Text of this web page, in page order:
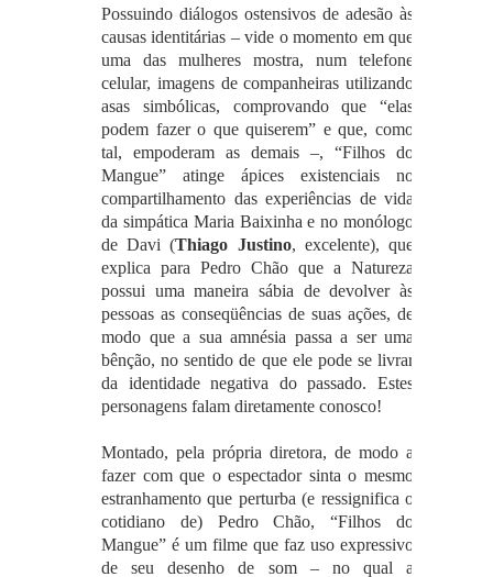
Possuindo diálogos ostensivos de adesão às
causas identitárias – vide o momento em que
uma das mulheres mostra, num telefone
celular, imagens de companheiras utilizando
asas simbólicas, comprovando que “elas
podem fazer o que quiserem” e que, como
tal, empoderam as demais –, “Filhos do
Mangue” atinge ápices existenciais no
compartilhamento das experiências de vida
da simpática Maria Baixinha e no monólogo
de Davi (Thiago Justino, excelente), que
explica para Pedro Chão que a Natureza
possui uma maneira sábia de devolver às
pessoas as conseqüências de suas ações, de
modo que a sua amnésia passa a ser uma
bênção, no sentido de que ele pode se livrar
da identidade negativa do passado. Estes
personagens falam diretamente conosco!
Montado, pela própria diretora, de modo a
fazer com que o espectador sinta o mesmo
estranhamento que perturba (e ressignifica o
cotidiano de) Pedro Chão, “Filhos do
Mangue” é um filme que faz uso expressivo
de seu desenho de som – no qual a